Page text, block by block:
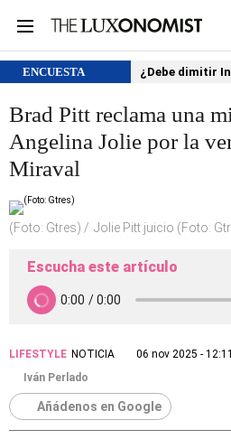
ENCUESTA ¿Debe dimitir
Brad Pitt reclama una
Angelina Jolie por la
Miraval
(Foto: Gtres) Jolie Pitt juicio (Foto:
Escucha este artículo
LIFESTYLE NOTICIA
06 nov 2025 - 12:11
Iván Perlado
Añádenos en Google